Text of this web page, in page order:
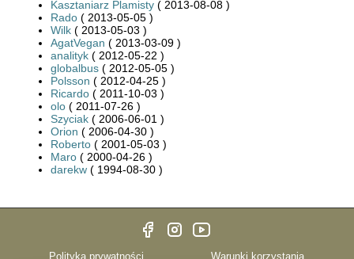
Kasztaniarz Plamisty ( 2013-08-08 )
Rado ( 2013-05-05 )
Wilk ( 2013-05-03 )
AgatVegan ( 2013-03-09 )
analityk ( 2012-05-22 )
globalbus ( 2012-05-05 )
Polsson ( 2012-04-25 )
Ricardo ( 2011-10-03 )
olo ( 2011-07-26 )
Szyciak ( 2006-06-01 )
Orion ( 2006-04-30 )
Roberto ( 2001-05-03 )
Maro ( 2000-04-26 )
darekw ( 1994-08-30 )
Polityka prywatności Warunki korzystania